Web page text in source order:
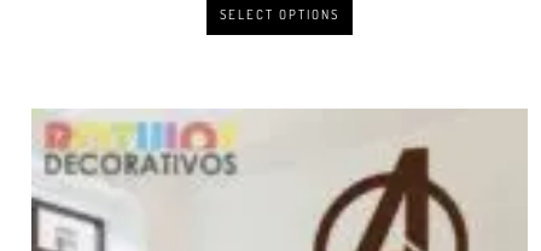
SELECT OPTIONS